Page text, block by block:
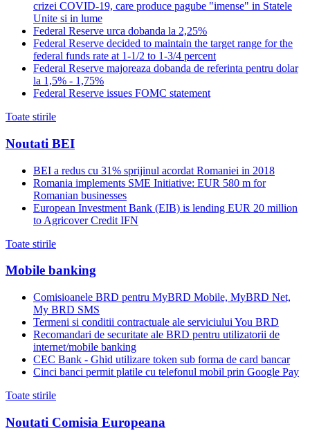
crizei COVID-19, care produce pagube "imense" in Statele
Unite si in lume
Federal Reserve urca dobanda la 2,25%
Federal Reserve decided to maintain the target range for the
federal funds rate at 1-1/2 to 1-3/4 percent
Federal Reserve majoreaza dobanda de referinta pentru dolar
la 1,5% - 1,75%
Federal Reserve issues FOMC statement
Toate stirile
Noutati BEI
BEI a redus cu 31% sprijinul acordat Romaniei in 2018
Romania implements SME Initiative: EUR 580 m for
Romanian businesses
European Investment Bank (EIB) is lending EUR 20 million
to Agricover Credit IFN
Toate stirile
Mobile banking
Comisioanele BRD pentru MyBRD Mobile, MyBRD Net,
My BRD SMS
Termeni si conditii contractuale ale serviciului You BRD
Recomandari de securitate ale BRD pentru utilizatorii de
internet/mobile banking
CEC Bank - Ghid utilizare token sub forma de card bancar
Cinci banci permit platile cu telefonul mobil prin Google Pay
Toate stirile
Noutati Comisia Europeana